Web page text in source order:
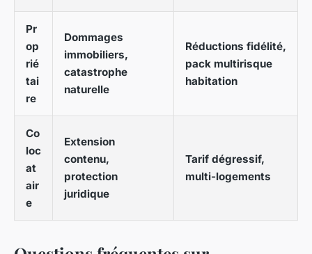
Pr
op
rié
tai
re
Dommages
immobiliers,
catastrophe
naturelle
Réductions fidélité,
pack multirisque
habitation
Co
loc
at
air
e
Extension
contenu,
protection
juridique
Tarif dégressif,
multi-logements